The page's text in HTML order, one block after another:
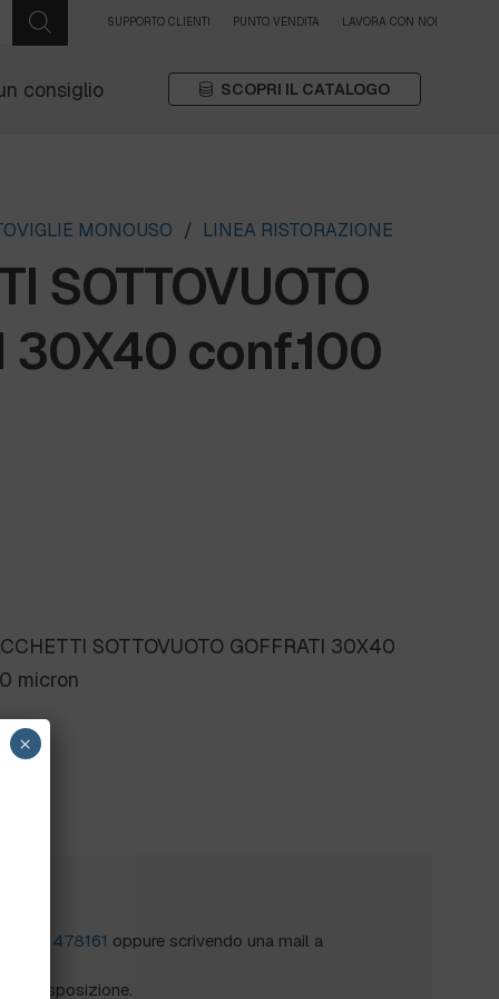
SUPPORTO CLIENTI PUNTO VENDITA LAVORA CON NOI
consiglio SCOPRI IL CATALOGO
MONOUSO / LINEA RISTORAZIONE
SOTTOVUOTO
30X40 conf.100
SOTTOVUOTO GOFFRATI 30X40
micron
0172 478161 oppure scrivendo una mail a
a disposizione.
×